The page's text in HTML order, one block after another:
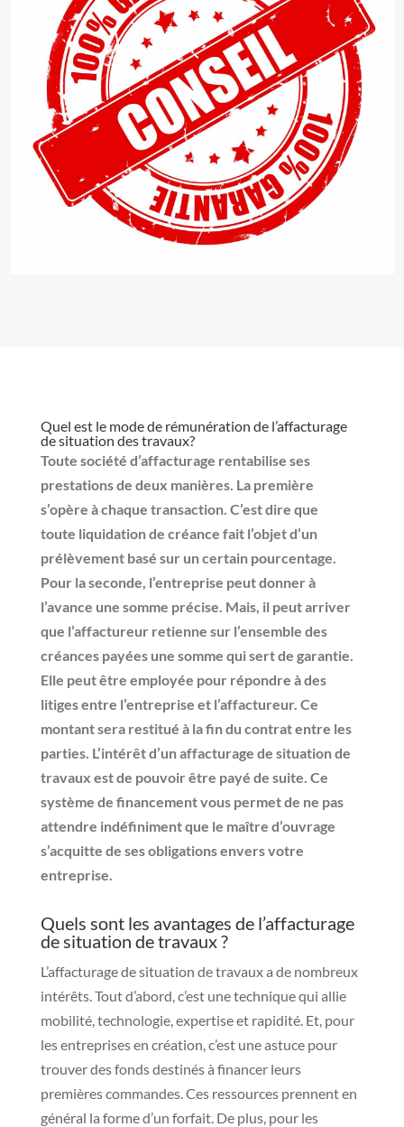
Quel est le mode de rémunération de l’affacturage
de situation des travaux?
Toute société d’affacturage rentabilise ses
prestations de deux manières. La première
s’opère à chaque transaction. C’est dire que
toute liquidation de créance fait l’objet d’un
prélèvement basé sur un certain pourcentage.
Pour la seconde, l’entreprise peut donner à
l’avance une somme précise. Mais, il peut arriver
que l’affactureur retienne sur l’ensemble des
créances payées une somme qui sert de garantie.
Elle peut être employée pour répondre à des
litiges entre l’entreprise et l’affactureur. Ce
montant sera restitué à la fin du contrat entre les
parties. L’intérêt d’un affacturage de situation de
travaux est de pouvoir être payé de suite. Ce
système de financement vous permet de ne pas
attendre indéfiniment que le maître d’ouvrage
s’acquitte de ses obligations envers votre
entreprise.
Quels sont les avantages de l’affacturage
de situation de travaux ?
L’affacturage de situation de travaux a de nombreux
intérêts. Tout d’abord, c’est une technique qui allie
mobilité, technologie, expertise et rapidité. Et, pour
les entreprises en création, c’est une astuce pour
trouver des fonds destinés à financer leurs
premières commandes. Ces ressources prennent en
général la forme d’un forfait. De plus, pour les